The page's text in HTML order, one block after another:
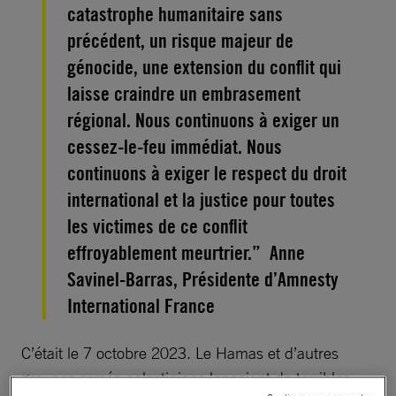
catastrophe humanitaire sans
précédent, un risque majeur de
génocide, une extension du conflit qui
laisse craindre un embrasement
régional. Nous continuons à exiger un
cessez-le-feu immédiat. Nous
continuons à exiger le respect du droit
international et la justice pour toutes
les victimes de ce conflit
effroyablement meurtrier.” Anne
Savinel-Barras, Présidente d’Amnesty
International France
C’était le 7 octobre 2023. Le Hamas et d’autres
groupes armés palestiniens lançaient de terribles